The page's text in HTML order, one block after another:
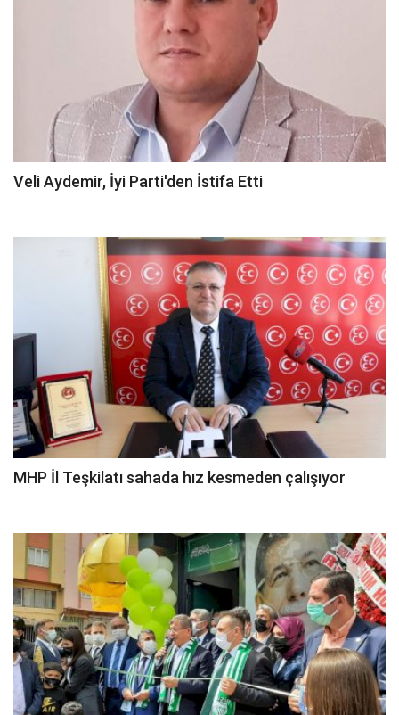
Veli Aydemir, İyi Parti'den İstifa Etti
MHP İl Teşkilatı sahada hız kesmeden çalışıyor